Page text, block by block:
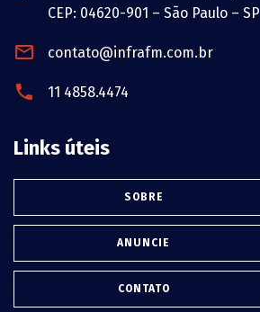
CEP: 04620-901 – São Paulo – SP
contato@infrafm.com.br
11 4858.4474
Links úteis
SOBRE
ANUNCIE
CONTATO